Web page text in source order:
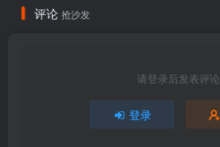
评论 抢沙发
请登录后发表评论
登录